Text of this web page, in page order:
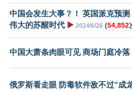
中国会发生大事？！ 英国派克预测
伟大的苏醒时代 ▶️ 2024/6/26 (54,852
中国大萧条肉眼可见 商场门庭冷落
俄罗斯看走眼 防毒软件敌不过“成